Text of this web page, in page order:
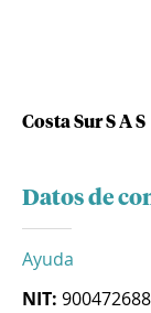
Costa Sur S A S
Datos de
Ayuda
NIT: